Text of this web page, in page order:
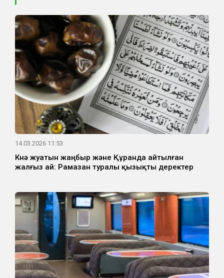
14.03.2026 11:53
Күнә жуатын жаңбыр және Құранда айтылған
жалғыз ай: Рамазан туралы қызықты деректер